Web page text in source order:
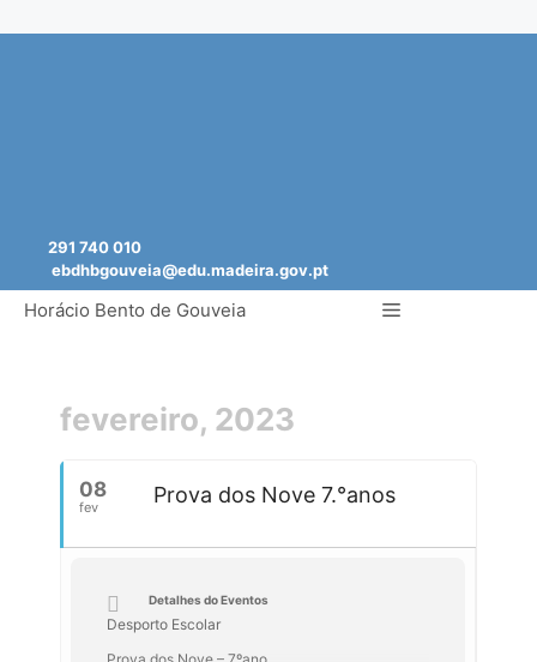
291 740 010
ebdhbgouveia@edu.madeira.gov.pt
Horácio Bento de Gouveia Menu
fevereiro, 2023
08
fev Prova dos Nove 7.°anos
Detalhes do Eventos
Desporto Escolar